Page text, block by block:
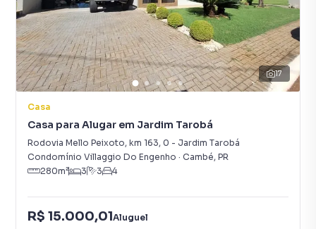
17
Casa
Casa para Alugar em Jardim Tarobá
Rodovia Mello Peixoto, km 163, 0 - Jardim Tarobá
Condomínio Villaggio Do Engenho · Cambé, PR
280m² 3 3 4
R$ 15.000,01Aluguel